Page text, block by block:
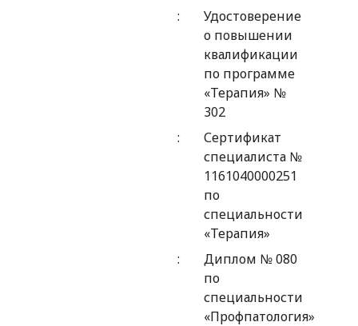
Удостоверение
о повышении
квалификации
по программе
«Терапия» №
302
Сертификат
специалиста №
1161040000251
по
специальности
«Терапия»
Диплом № 080
по
специальности
«Профпатология»